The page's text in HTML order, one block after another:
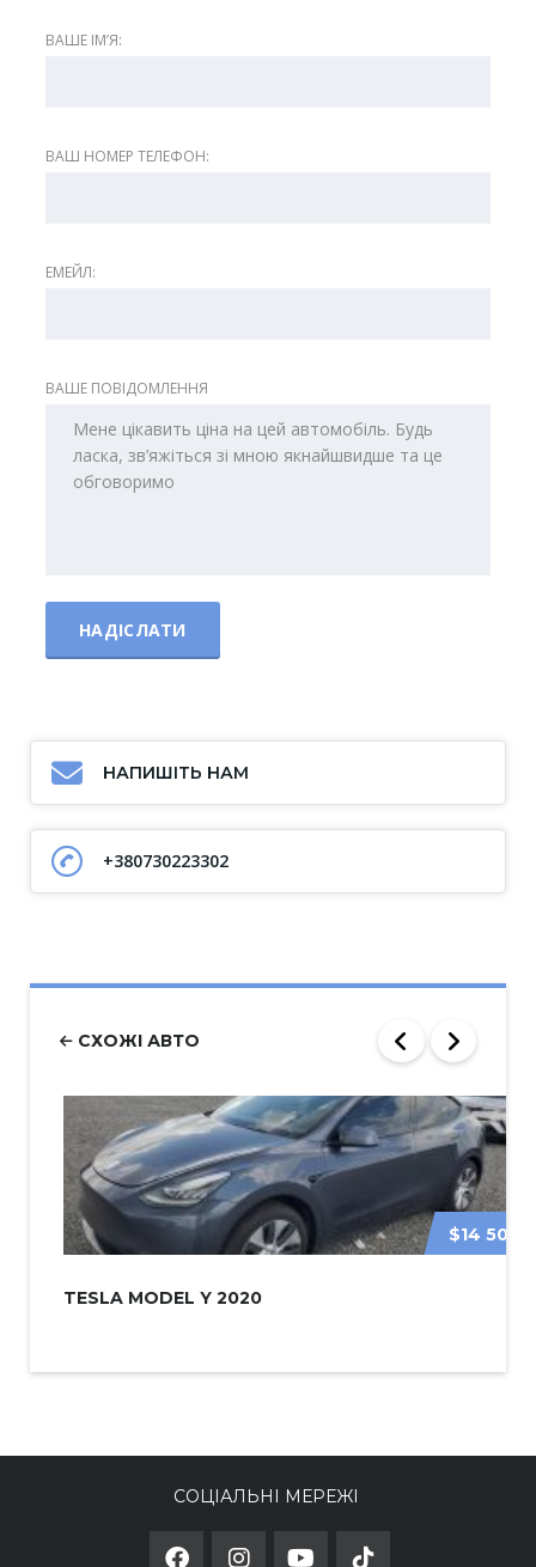
ВАШЕ ІМʼЯ:
ВАШ НОМЕР ТЕЛЕФОН:
ЕМЕЙЛ:
ВАШЕ ПОВІДОМЛЕННЯ
НАПИШІТЬ НАМ
+380730223302
СХОЖІ АВТО
$14 500
TESLA MODEL Y 2020
СОЦІАЛЬНІ МЕРЕЖІ